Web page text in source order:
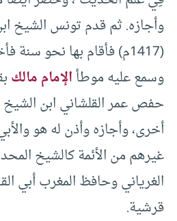
(1417م) فأقام بها نحو سنة
وسمع عليه موطأالإمام مالك
حفص عمر القلشاني ابن الشيخ
أخرى، وأجازه وأذن له هو
غيرهم من الأئمة كالشيخ
الغرياني وحافظ المغرب أبي
قرشية.